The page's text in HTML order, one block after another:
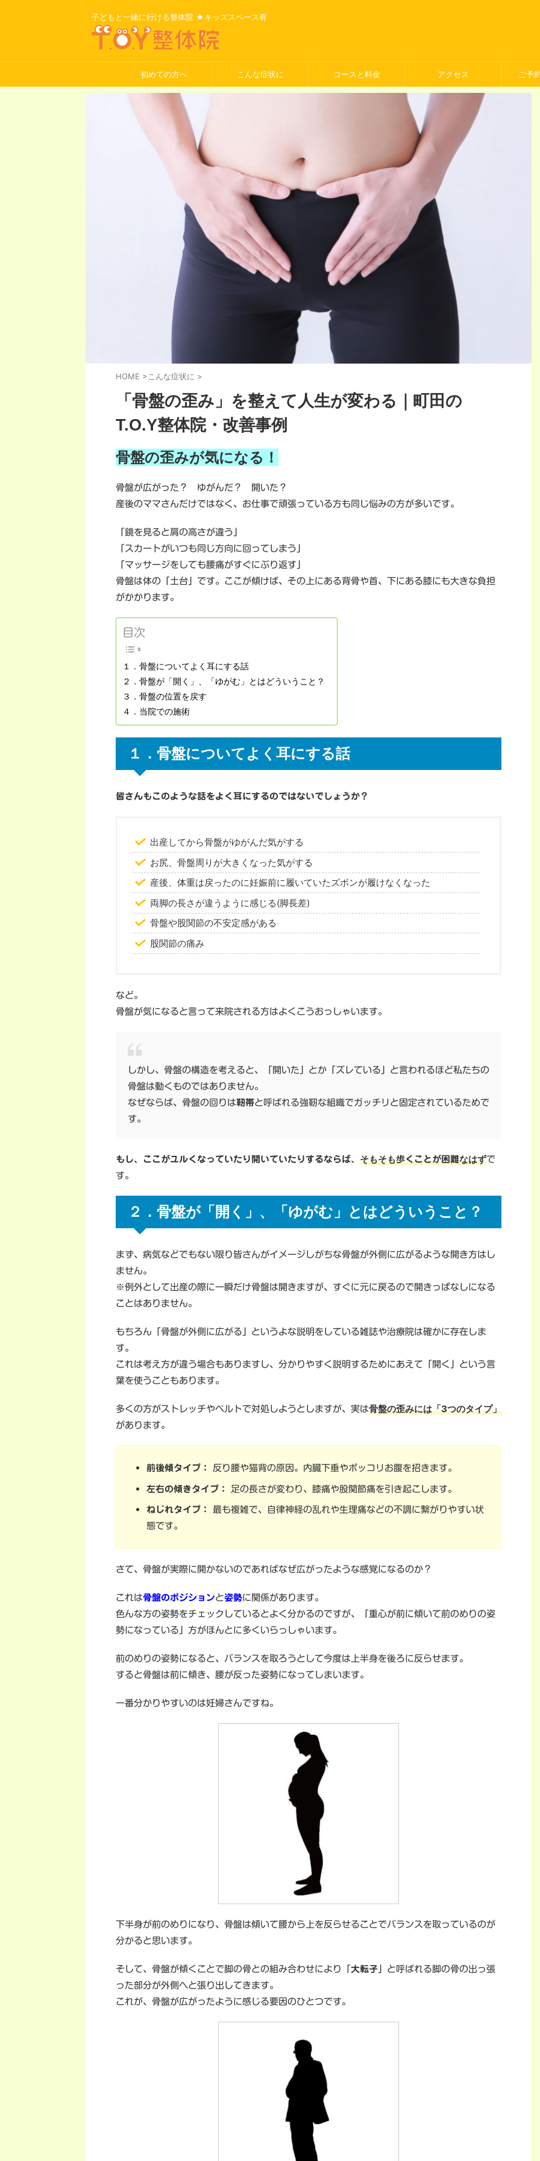
子どもと一緒に行ける整体院 ★キッズスペース有
初めての方へ こんな症状に コースと料金 アクセス ご予
HOME > こんな症状に >
「骨盤の歪み」を整えて人生が変わる｜町田の
T.O.Y整体院・改善事例
骨盤の歪みが気になる！
骨盤が広がった？ ゆがんだ？ 開いた？
産後のママさんだけではなく、お仕事で頑張っている方も同じ悩みの方が多いです。
「鏡を見ると肩の高さが違う」
「スカートがいつも同じ方向に回ってしまう」
「マッサージをしても腰痛がすぐにぶり返す」
骨盤は体の「土台」です。ここが傾けば、その上にある背骨や首、下にある膝にも大きな負担
がかかります。
目次
１．骨盤についてよく耳にする話
２．骨盤が「開く」、「ゆがむ」とはどういうこと？
３．骨盤の位置を戻す
４．当院での施術
１．骨盤についてよく耳にする話
皆さんもこのような話をよく耳にするのではないでしょうか？
出産してから骨盤がゆがんだ気がする
お尻、骨盤周りが大きくなった気がする
産後、体重は戻ったのに妊娠前に履いていたズボンが履けなくなった
両脚の長さが違うように感じる(脚長差)
骨盤や股関節の不安定感がある
股関節の痛み
など。
骨盤が気になると言って来院される方はよくこうおっしゃいます。
しかし、骨盤の構造を考えると、「開いた」とか「ズレている」と言われるほど私たちの
骨盤は動くものではありません。
なぜならば、骨盤の回りは靭帯と呼ばれる強靭な組織でガッチリと固定されているためで
す。
もし、ここがユルくなっていたり開いていたりするならば、 そもそも歩くことが困難なはずで
す。
２．骨盤が「開く」、「ゆがむ」とはどういうこと？
まず、病気などでもない限り皆さんがイメージしがちな骨盤が外側に広がるような開き方はし
ません。
※例外として出産の際に一瞬だけ骨盤は開きますが、すぐに元に戻るので開きっぱなしになる
ことはありません。
もちろん「骨盤が外側に広がる」というよな説明をしている雑誌や治療院は確かに存在しま
す。
これは考え方が違う場合もありますし、分かりやすく説明するためにあえて「開く」という言
葉を使うこともあります。
多くの方がストレッチやベルトで対処しようとしますが、実は骨盤の歪みには「3つのタイプ」
があります。
前後傾タイプ： 反り腰や猫背の原因。内臓下垂やポッコリお腹を招きます。
左右の傾きタイプ： 足の長さが変わり、膝痛や股関節痛を引き起こします。
ねじれタイプ：
最も複雑で、自律神経の乱れや生理痛などの不調に繋がりやすい状
態です。
さて、骨盤が実際に開かないのであればなぜ広がったような感覚になるのか？
これは骨盤のポジションと姿勢に関係があります。
色んな方の姿勢をチェックしているとよく分かるのですが、「重心が前に傾いて前のめりの姿
勢になっている」方がほんとに多くいらっしゃいます。
前のめりの姿勢になると、バランスを取ろうとして今度は上半身を後ろに反らせます。
すると骨盤は前に傾き、腰が反った姿勢になってしまいます。
一番分かりやすいのは妊婦さんですね。
下半身が前のめりになり、骨盤は傾いて腰から上を反らせることでバランスを取っているのが
分かると思います。
そして、骨盤が傾くことで脚の骨との組み合わせにより「 大転子 」と呼ばれる脚の骨の出っ張
った部分が外側へと張り出してきます。
これが、骨盤が広がったように感じる要因のひとつです。